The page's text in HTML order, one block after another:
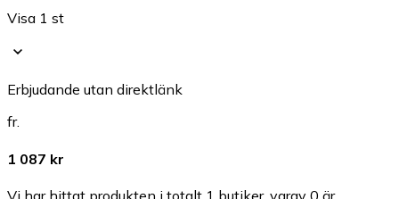
Visa 1 st
Erbjudande utan direktlänk
fr.
1 087 kr
Vi har hittat produkten i totalt 1 butiker, varav 0 är